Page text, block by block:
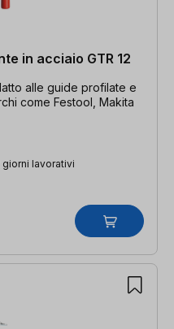
in acciaio GTR 12
alle guide profilate e
come Festool, Makita
giorni lavorativi